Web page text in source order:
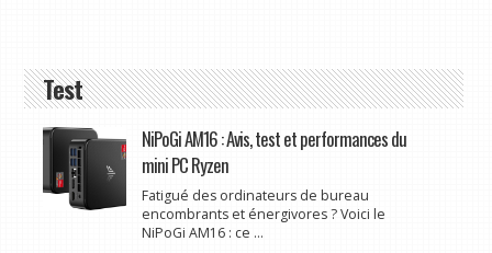
Test
NiPoGi AM16 : Avis, test et performances du
mini PC Ryzen
Fatigué des ordinateurs de bureau
encombrants et énergivores ? Voici le
NiPoGi AM16 : ce ...